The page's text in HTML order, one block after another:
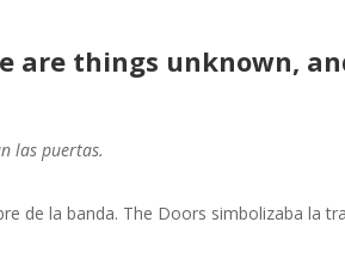
are things unknown,
las puertas.
de la banda. The Doors simbolizaba la